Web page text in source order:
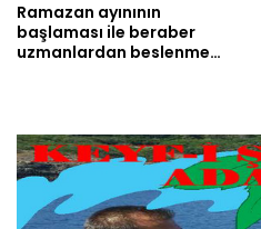
Ramazan ayınının
başlaması ile beraber
uzmanlardan beslenme…